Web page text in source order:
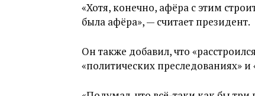
«Хотя, конечно, афёра с этим
была афёра», — считает президент.
Он также добавил, что
«политических преследованиях»